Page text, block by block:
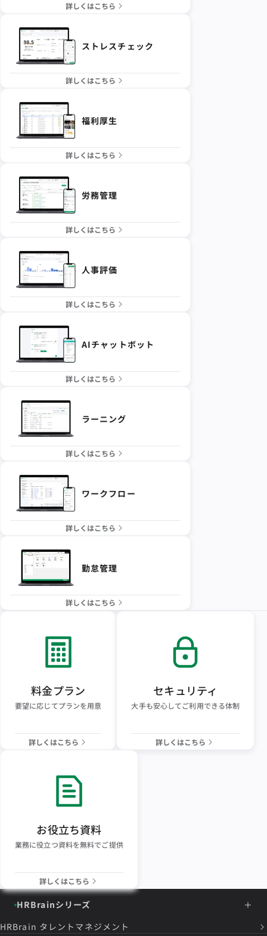
詳しくはこちら
ストレスチェック
詳しくはこちら
福利厚生
詳しくはこちら
労務管理
詳しくはこちら
人事評価
詳しくはこちら
AIチャットボット
詳しくはこちら
ラーニング
詳しくはこちら
ワークフロー
詳しくはこちら
勤怠管理
詳しくはこちら
料金プラン
要望に応じてプランを用意
詳しくはこちら
セキュリティ
大手も安心してご利用できる体制
詳しくはこちら
お役立ち資料
業務に役立つ資料を無料でご提供
詳しくはこちら
HRBrainシリーズ
HRBrain タレントマネジメント